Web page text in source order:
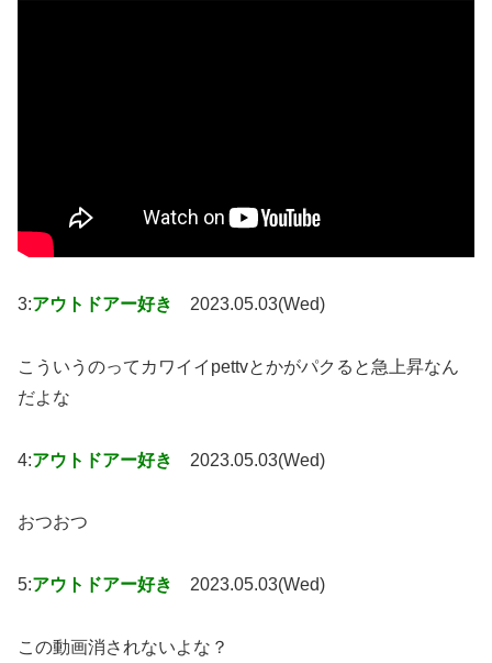
3:アウトドアー好き 2023.05.03(Wed)
こういうのってカワイイpettvとかがパクると急上昇なん
だよな
4:アウトドアー好き 2023.05.03(Wed)
おつおつ
5:アウトドアー好き 2023.05.03(Wed)
この動画消されないよな？